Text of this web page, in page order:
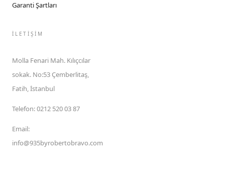
Garanti Şartları
İLETIŞIM
Molla Fenari Mah. Kılıçcılar
sokak. No:53 Çemberlitaş,
Fatih, İstanbul
Telefon:0212 520 03 87
Email:
info@935byrobertobravo.com